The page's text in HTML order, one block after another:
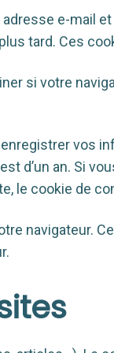
e-mail
tard. Ces
si votre
vos
d’un an. Si
le cookie de
navigateur.